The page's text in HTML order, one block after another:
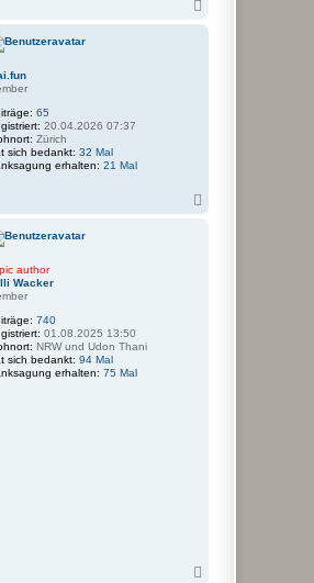
65
20.04.2026 07:37
Zürich
sich bedankt: 32 Mal
erhalten: 21 Mal
author
Wacker
740
01.08.2025 13:50
NRW und Udon Thani
sich bedankt: 94 Mal
erhalten: 75 Mal